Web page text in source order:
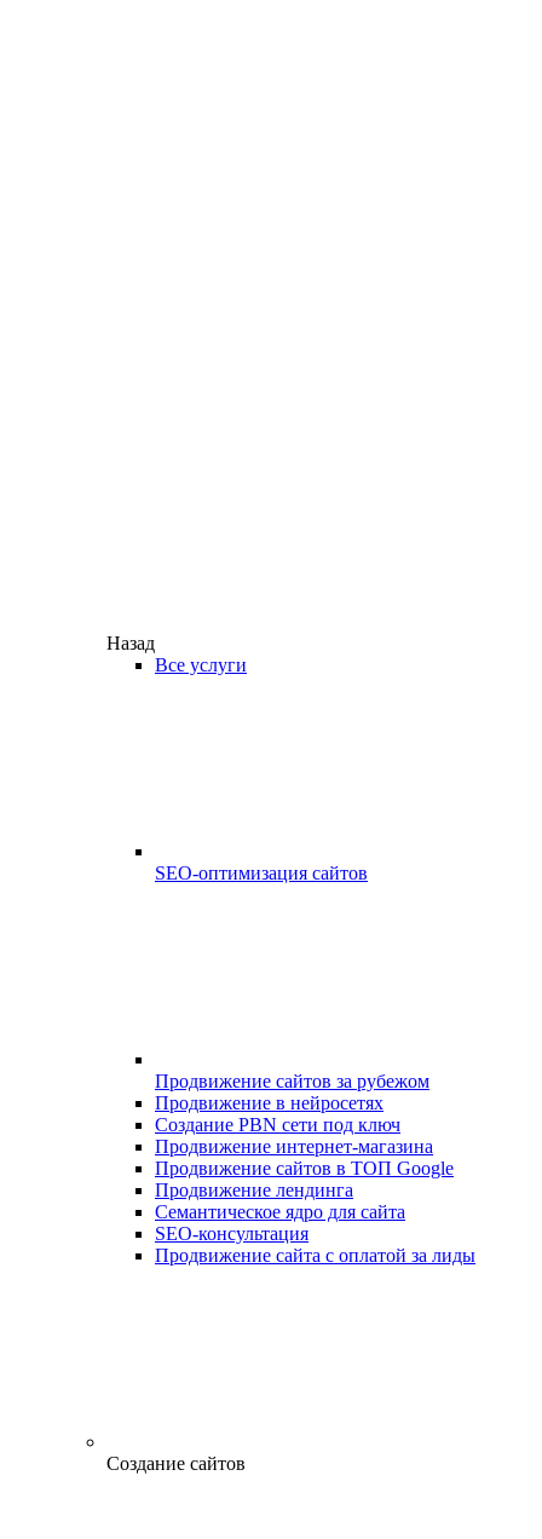
Назад
Все услуги
SEO-оптимизация сайтов
Продвижение сайтов за рубежом
Продвижение в нейросетях
Создание PBN сети под ключ
Продвижение интернет-магазина
Продвижение сайтов в ТОП Google
Продвижение лендинга
Семантическое ядро для сайта
SEO-консультация
Продвижение сайта с оплатой за лиды
Создание сайтов